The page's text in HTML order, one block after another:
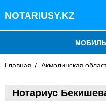
NOTARIUSY.KZ
БЛОГ
ДОБАВИТЬ КОМПАНИЮ
Главная Акмолинская
Нотариус